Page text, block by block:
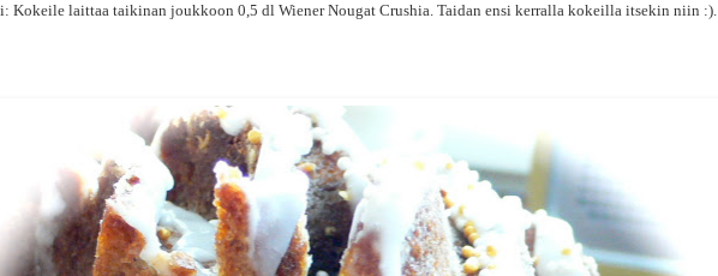
Kokeile laittaa taikinan joukkoon 0,5 dl Wiener Nougat Crushia. Taidan ensi kerralla kokeilla itsekin niin :).